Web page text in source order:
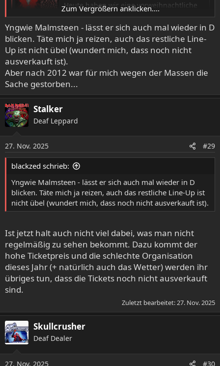
Heute haben wir eine vorweihnachtliche
Überraschung für euch!
www.wacken.com
Zum Vergrößern anklicken....
Yngwie Malmsteen - lässt er sich auch mal wieder in D
blicken. Täte mich ja reizen, auch das restliche Line-
Up ist nicht übel (wundert mich, dass noch nicht
ausverkauft ist).
Aber nach 2012 war für mich wegen der Massen die
Sache gestorben...
Stalker
Deaf Leppard
27. Nov. 2025 #29
blackzed schrieb:
Yngwie Malmsteen - lässt er sich auch mal wieder in D
blicken. Täte mich ja reizen, auch das restliche Line-Up ist
nicht übel (wundert mich, dass noch nicht ausverkauft ist).
Ist jetzt halt auch nicht viel dabei, was man nicht
regelmäßig zu sehen bekommt. Dazu kommt der
hohe Ticketpreis und die schlechte Organisation
dieses Jahr (+ natürlich auch das Wetter) werden ihr
übriges tun, dass die Tickets noch nicht ausverkauft
sind.
Zuletzt bearbeitet:27. Nov. 2025
Skullcrusher
Deaf Dealer
27. Nov. 2025 #30